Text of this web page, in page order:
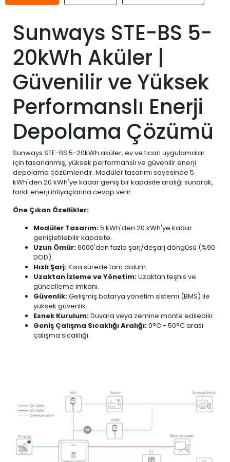
Sunways STE-BS 5-
20kWh Aküler |
Güvenilir ve Yüksek
Performanslı Enerji
Depolama Çözümü
Sunways STE-BS 5-20kWh aküler, ev ve ticari uygulamalar
için tasarlanmış, yüksek performanslı ve güvenilir enerji
depolama çözümleridir. Modüler tasarımı sayesinde 5
kWh'den 20 kWh'ye kadar geniş bir kapasite aralığı sunarak,
farklı enerji ihtiyaçlarına cevap verir.
Öne Çıkan Özellikler:
Modüler Tasarım:5 kWh'den 20 kWh'ye kadar
genişletilebilir kapasite.
Uzun Ömür:6000'den fazla şarj/deşarj döngüsü (%90
DOD).
Hızlı Şarj:Kısa sürede tam dolum.
Uzaktan İzleme ve Yönetim:Uzaktan teşhis ve
güncelleme imkanı.
Güvenlik:Gelişmiş batarya yönetim sistemi (BMS) ile
yüksek güvenlik.
Esnek Kurulum:Duvara veya zemine monte edilebilir.
Geniş Çalışma Sıcaklığı Aralığı:0°C - 50°C arası
çalışma sıcaklığı.